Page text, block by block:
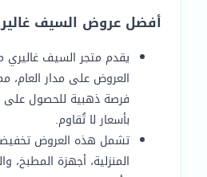
أفضل عروض السيف
يقدم متجر السيف
العروض على مدار العام،
فرصة ذهبية للحصول على
بأسعار لا تُقاوم.
تشمل هذه العروض
المنزلية، أجهزة المطبخ،